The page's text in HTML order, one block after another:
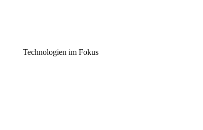
Technologien im Fokus